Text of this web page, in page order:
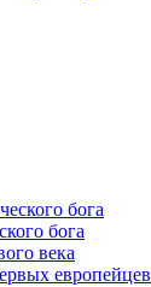
бога
века
европейцев